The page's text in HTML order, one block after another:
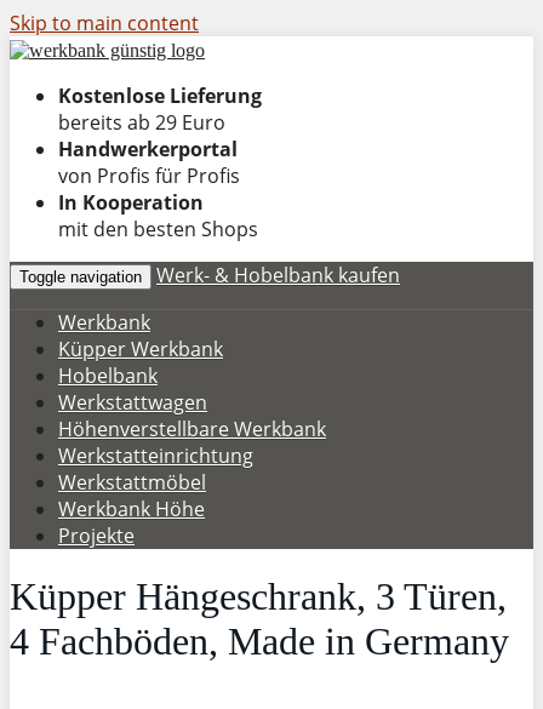
Skip to main content
Kostenlose Lieferung
bereits ab 29 Euro
Handwerkerportal
von Profis für Profis
In Kooperation
mit den besten Shops
Toggle navigation
Werk- & Hobelbank kaufen
Werkbank
Küpper Werkbank
Hobelbank
Werkstattwagen
Höhenverstellbare Werkbank
Werkstatteinrichtung
Werkstattmöbel
Werkbank Höhe
Projekte
Küpper Hängeschrank, 3 Türen,
4 Fachböden, Made in Germany